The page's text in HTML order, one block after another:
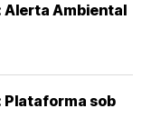
Alerta Ambiental
Plataforma sob